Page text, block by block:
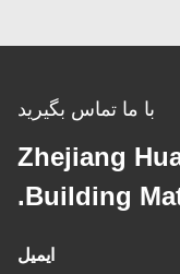
با ما تماس بگیرید
Zhejiang
Building
ایمیل